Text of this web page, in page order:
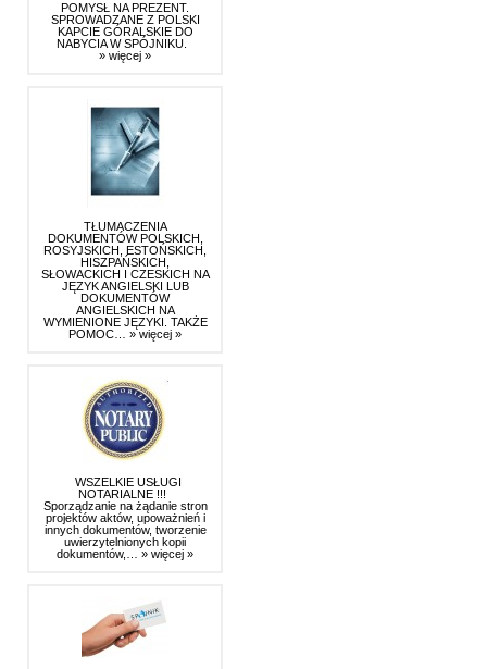
POMYSŁ NA PREZENT.
SPROWADZANE Z POLSKI
KAPCIE GÓRALSKIE DO
NABYCIA W SPÓJNIKU.
» więcej »
TŁUMACZENIA
DOKUMENTÓW POLSKICH,
ROSYJSKICH, ESTOŃSKICH,
HISZPAŃSKICH,
SŁOWACKICH I CZESKICH NA
JĘZYK ANGIELSKI LUB
DOKUMENTÓW
ANGIELSKICH NA
WYMIENIONE JĘZYKI. TAKŻE
POMOC… » więcej »
WSZELKIE USŁUGI
NOTARIALNE !!!
Sporządzanie na żądanie stron
projektów aktów, upoważnień i
innych dokumentów, tworzenie
uwierzytelnionych kopii
dokumentów,… » więcej »